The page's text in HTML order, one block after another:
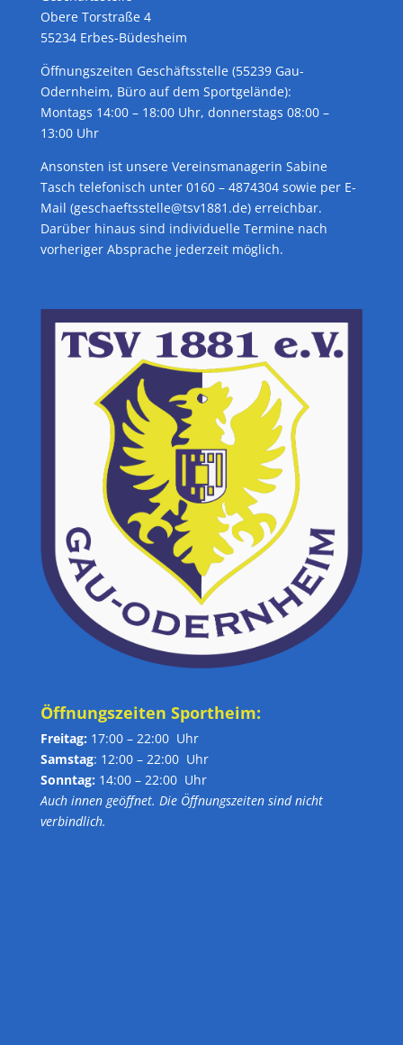
Obere Torstraße 4
55234 Erbes-Büdesheim
Öffnungszeiten Geschäftsstelle (55239 Gau-
Odernheim, Büro auf dem Sportgelände):
Montags 14:00 – 18:00 Uhr, donnerstags 08:00 –
13:00 Uhr
Ansonsten ist unsere Vereinsmanagerin Sabine
Tasch telefonisch unter 0160 – 4874304 sowie per E-
Mail (geschaeftsstelle@tsv1881.de) erreichbar.
Darüber hinaus sind individuelle Termine nach
vorheriger Absprache jederzeit möglich.
Öffnungszeiten Sportheim:
Freitag: 17:00 – 22:00 Uhr
Samstag: 12:00 – 22:00 Uhr
Sonntag: 14:00 – 22:00 Uhr
Auch innen geöffnet. Die Öffnungszeiten sind nicht
verbindlich.